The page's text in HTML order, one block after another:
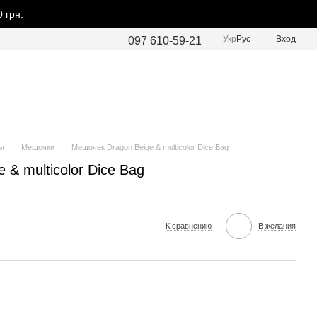
097 610-59-21 Укр Рус Вход
Мешочки Мешочек Dragon Beige & multicolor Dice Bag
& multicolor Dice Bag
К сравнению В желания